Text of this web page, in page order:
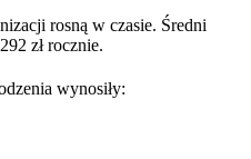
rosną w czasie. Średni
zł rocznie.
wynosiły: